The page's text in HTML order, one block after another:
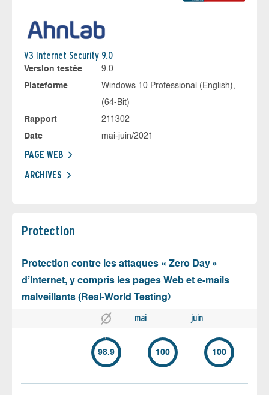
V3 Internet Security 9.0
Version testée
9.0
Plateforme
Windows 10 Professional (English),
(64-Bit)
Rapport
211302
Date
mai-juin/2021
PAGE WEB
ARCHIVES
Protection
Protection contre les attaques « Zero Day »
d’Internet, y compris les pages Web et e-mails
malveillants (Real-World Testing)
mai juin
98.9 100 100